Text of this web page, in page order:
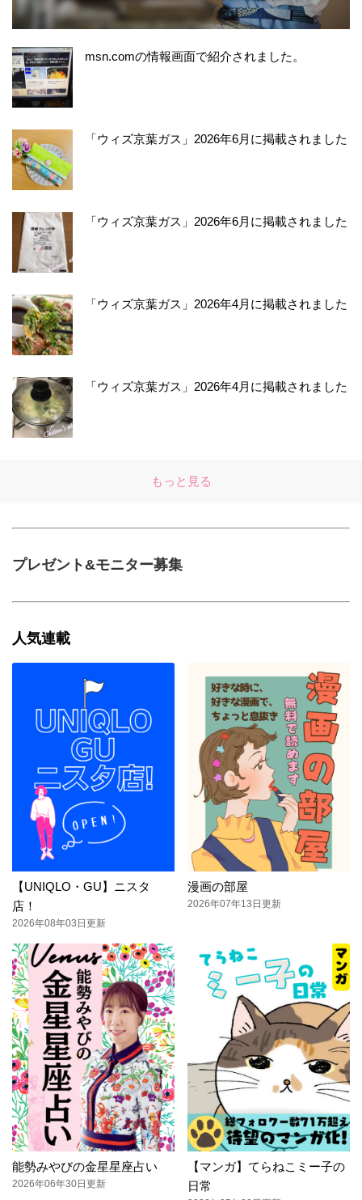
msn.comの情報画面で紹介されました。
「ウィズ京葉ガス」2026年6月に掲載されました
「ウィズ京葉ガス」2026年6月に掲載されました
「ウィズ京葉ガス」2026年4月に掲載されました
「ウィズ京葉ガス」2026年4月に掲載されました
もっと見る
プレゼント&モニター募集
人気連載
【UNIQLO・GU】ニスタ
店！
2026年08年03日更新
漫画の部屋
2026年07年13日更新
能勢みやびの金星星座占い
2026年06年30日更新
【マンガ】てらねこミー子の
日常